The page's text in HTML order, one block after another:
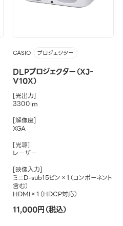
CASIO プロジェクター
DLPプロジェクター（XJ-
V10X）
[光出力]
3300lm
[解像度]
XGA
[光源]
レーザー
[映像入力]
ミニD-sub15ピン×1（コンポーネント
含む）
HDMI×1（HDCP対応）
11,000円（税込）